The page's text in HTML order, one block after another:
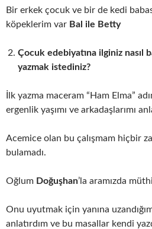
Bir erkek çocuk ve bir de kedi
köpeklerim var Bal ile Betty
Çocuk edebiyatına ilginiz nasıl
yazmak istediniz?
İlk yazma maceram “Ham Elma”
ergenlik yaşımı ve arkadaşlarımı
Acemice olan bu çalışmam hiçbir
bulamadı.
Oğlum Doğuşhan’la aramızda
Onu uyutmak için yanına
anlatırdım ve bu masallar kendi